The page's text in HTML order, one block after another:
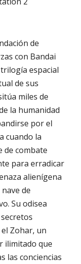
de
con Bandai
espacial
de sus
miles de
la humanidad
por el
cuando la
de combate
para erradicar
alienígena
de
Su odisea
Zohar, un
ilimitado que
las conciencias